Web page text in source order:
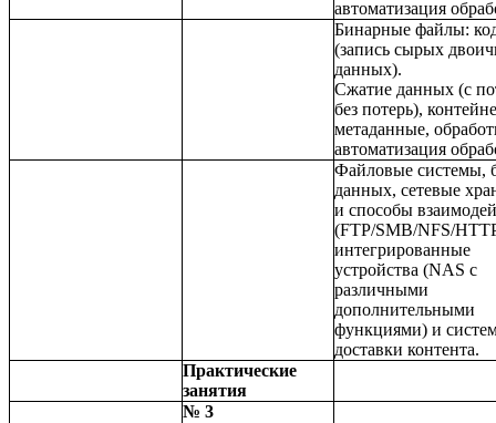
автоматизация
Бинарные файлы:
(запись сырых
данных).
Cжатие данных (с
без потерь),
метаданные,
автоматизация
Файловые системы,
данных, сетевые
и способы
(FTP/SMB/NFS/
интегрированные
устройства (NAS с
различными
дополнительными
функциями) и
доставки контента.
Практические
занятия
№ 3